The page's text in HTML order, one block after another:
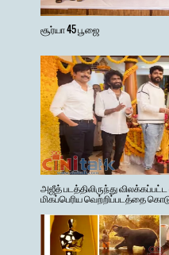
சூர்யா 45 பூஜை
அஜீத் படத்திலிருந்து
மிகப்பெரிய வெற்றிப்படத்தை